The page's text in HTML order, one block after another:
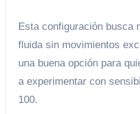
Esta configuración busca
fluida sin movimientos
una buena opción para
a experimentar con
100.